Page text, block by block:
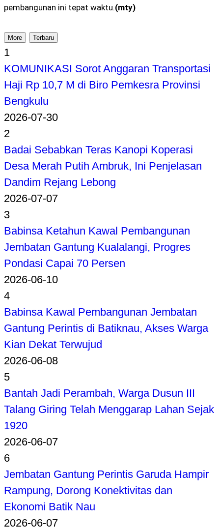
pembangunan ini tepat waktu.(mty)
More Terbaru
1
KOMUNIKASI Sorot Anggaran Transportasi
Haji Rp 10,7 M di Biro Pemkesra Provinsi
Bengkulu
2026-07-30
2
Badai Sebabkan Teras Kanopi Koperasi
Desa Merah Putih Ambruk, Ini Penjelasan
Dandim Rejang Lebong
2026-07-07
3
Babinsa Ketahun Kawal Pembangunan
Jembatan Gantung Kualalangi, Progres
Pondasi Capai 70 Persen
2026-06-10
4
Babinsa Kawal Pembangunan Jembatan
Gantung Perintis di Batiknau, Akses Warga
Kian Dekat Terwujud
2026-06-08
5
Bantah Jadi Perambah, Warga Dusun III
Talang Giring Telah Menggarap Lahan Sejak
1920
2026-06-07
6
Jembatan Gantung Perintis Garuda Hampir
Rampung, Dorong Konektivitas dan
Ekonomi Batik Nau
2026-06-07